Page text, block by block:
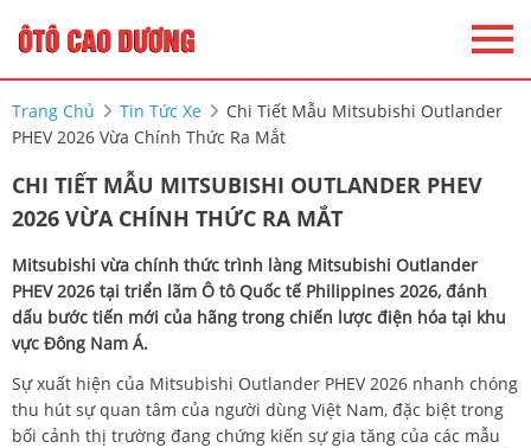
Trang Chủ Tin Tức Xe
Chi Tiết Mẫu Mitsubishi Outlander
PHEV 2026 Vừa Chính Thức Ra Mắt
CHI TIẾT MẪU MITSUBISHI OUTLANDER PHEV
2026 VỪA CHÍNH THỨC RA MẮT
Mitsubishi vừa chính thức trình làng Mitsubishi Outlander
PHEV 2026 tại triển lãm Ô tô Quốc tế Philippines 2026, đánh
dấu bước tiến mới của hãng trong chiến lược điện hóa tại khu
vực Đông Nam Á.
Sự xuất hiện của Mitsubishi Outlander PHEV 2026 nhanh chóng
thu hút sự quan tâm của người dùng Việt Nam, đặc biệt trong
bối cảnh thị trường đang chứng kiến sự gia tăng của các mẫu